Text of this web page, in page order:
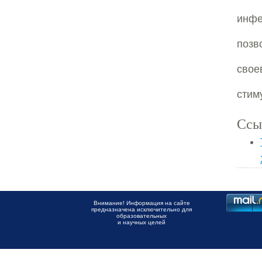
Внимание! Информация на сайте
предназначена исключительно для
образовательных
и научных целей